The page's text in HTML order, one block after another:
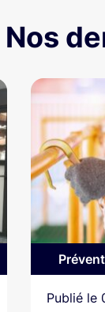
Nos
Article
Publié le